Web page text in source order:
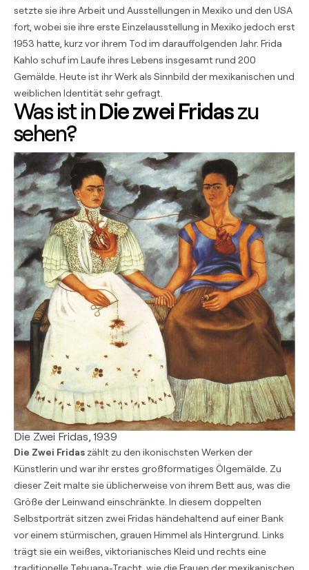
setzte sie ihre Arbeit und Ausstellungen in Mexiko und den USA
fort, wobei sie ihre erste Einzelausstellung in Mexiko jedoch erst
1953 hatte, kurz vor ihrem Tod im darauffolgenden Jahr. Frida
Kahlo schuf im Laufe ihres Lebens insgesamt rund 200
Gemälde. Heute ist ihr Werk als Sinnbild der mexikanischen und
weiblichen Identität sehr gefragt.
Was ist inDie zwei Fridaszu
sehen?
Die Zwei Fridas, 1939
Die Zwei Fridas zählt zu den ikonischsten Werken der
Künstlerin und war ihr erstes großformatiges Ölgemälde. Zu
dieser Zeit malte sie üblicherweise von ihrem Bett aus, was die
Größe der Leinwand einschränkte. In diesem doppelten
Selbstporträt sitzen zwei Fridas händehaltend auf einer Bank
vor einem stürmischen, grauen Himmel als Hintergrund. Links
trägt sie ein weißes, viktorianisches Kleid und rechts eine